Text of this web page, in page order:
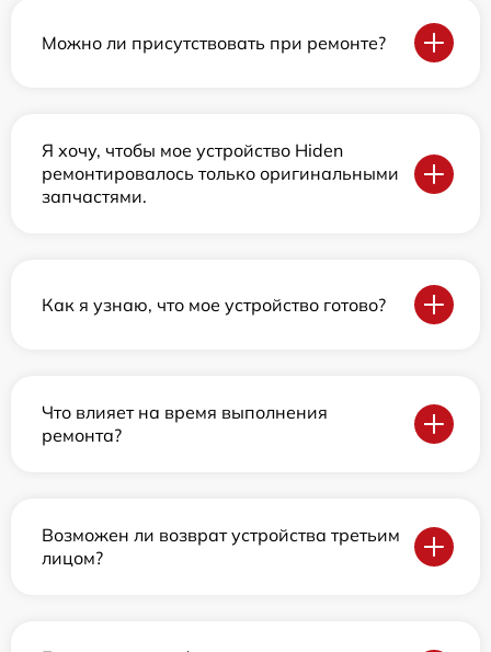
Можно ли присутствовать при ремонте?
Я хочу, чтобы мое устройство Hiden
ремонтировалось только оригинальными
запчастями.
Как я узнаю, что мое устройство готово?
Что влияет на время выполнения
ремонта?
Возможен ли возврат устройства третьим
лицом?